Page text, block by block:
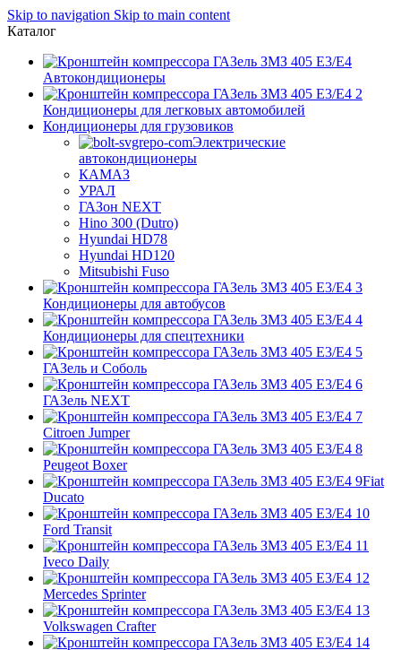
Skip to navigation Skip to main content
Каталог
Автокондиционеры
Кондиционеры для легковых автомобилей
Кондиционеры для грузовиков
Электрические
автокондиционеры
КАМАЗ
УРАЛ
ГАЗон NEXT
Hino 300 (Dutro)
Hyundai HD78
Hyundai HD120
Mitsubishi Fuso
Кондиционеры для автобусов
Кондиционеры для спецтехники
ГАЗель и Соболь
ГАЗель NEXT
Citroen Jumper
Peugeot Boxer
Fiat
Ducato
Ford Transit
Iveco Daily
Mercedes Sprinter
Volkswagen Crafter